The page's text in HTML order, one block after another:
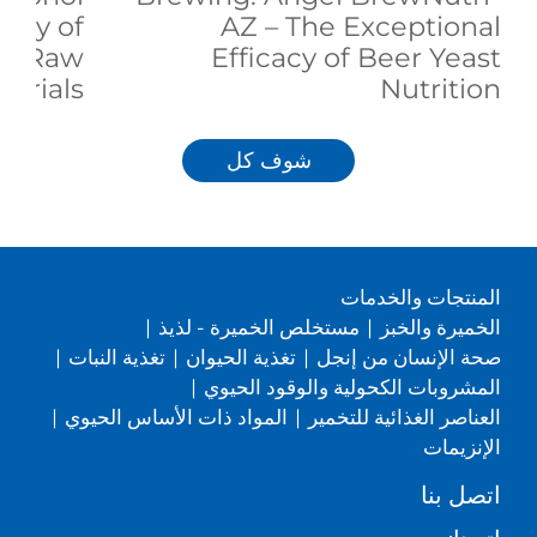
AZ – The Exceptional
Efficacy of Beer Yeast
Nutrition
of
Raw
شوف كل
المنتجات والخدمات
الخميرة والخبز
| مستخلص الخميرة - لذيذ |
صحة الإنسان من إنجل | تغذية الحيوان | تغذية النبات |
المشروبات الكحولية والوقود الحيوي |
العناصر الغذائية للتخمير
| المواد ذات الأساس الحيوي |
الإنزيمات
اتصل بنا